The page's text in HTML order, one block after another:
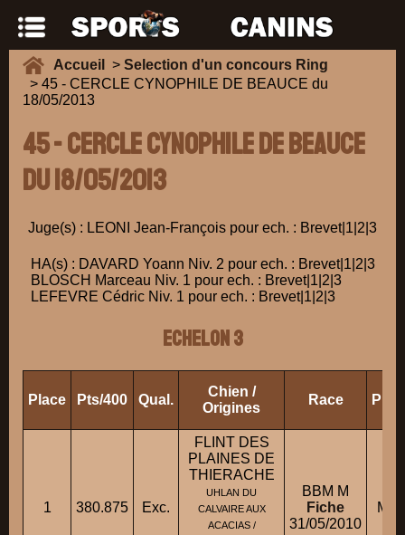
Accueil > Selection d'un concours Ring
> 45 - CERCLE CYNOPHILE DE BEAUCE du
18/05/2013
45 - CERCLE CYNOPHILE DE BEAUCE
du 18/05/2013
Juge(s) : LEONI Jean-François pour ech. : Brevet|1|2|3
HA(s) : DAVARD Yoann Niv. 2 pour ech. : Brevet|1|2|3
BLOSCH Marceau Niv. 1 pour ech. : Brevet|1|2|3
LEFEVRE Cédric Niv. 1 pour ech. : Brevet|1|2|3
ECHELON 3
Place Pts/400 Qual.
Chien /
Origines
Race
1 380.875 Exc.
FLINT DES
PLAINES DE
THIERACHE
UHLAN DU
CALVAIRE AUX
ACACIAS /
BBM M
Fiche
31/05/2010